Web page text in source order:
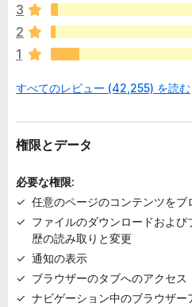
さ
れ
て
い
せ
3
2
1
すべてのレビュー (42,255) を読む
権限とデータ
必要な権限:
任意のページのコンテンツをブ
ファイルのダウンロードおよ
歴の読み取りと変更
通知の表示
ブラウザーのタブへのアクセス
ナビゲーション中のブラウザー